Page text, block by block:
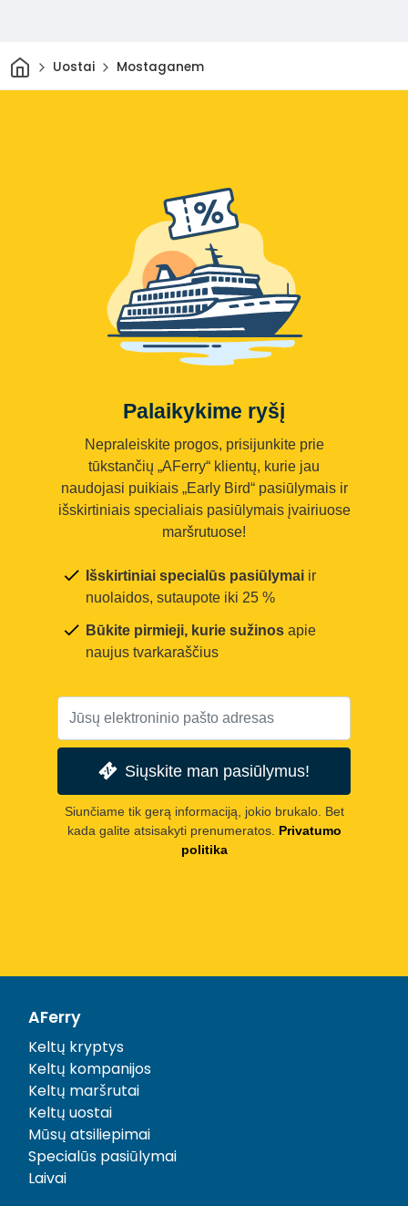
Pradžia
Uostai Mostaganem
Palaikykime ryšį
Nepraleiskite progos, prisijunkite prie
tūkstančių „AFerry“ klientų, kurie jau
naudojasi puikiais „Early Bird“ pasiūlymais ir
išskirtiniais specialiais pasiūlymais įvairiuose
maršrutuose!
Išskirtiniai specialūs pasiūlymai ir
nuolaidos, sutaupote iki 25 %
Būkite pirmieji, kurie sužinos apie
naujus tvarkaraščius
Siųskite man pasiūlymus!
Siunčiame tik gerą informaciją, jokio brukalo. Bet
kada galite atsisakyti prenumeratos. Privatumo
politika
AFerry
Keltų kryptys
Keltų kompanijos
Keltų maršrutai
Keltų uostai
Mūsų atsiliepimai
Specialūs pasiūlymai
Laivai